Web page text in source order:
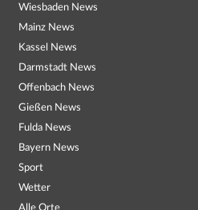
Wiesbaden News
Mainz News
Kassel News
Darmstadt News
Offenbach News
Gießen News
Fulda News
Bayern News
Sport
Wetter
Alle Orte